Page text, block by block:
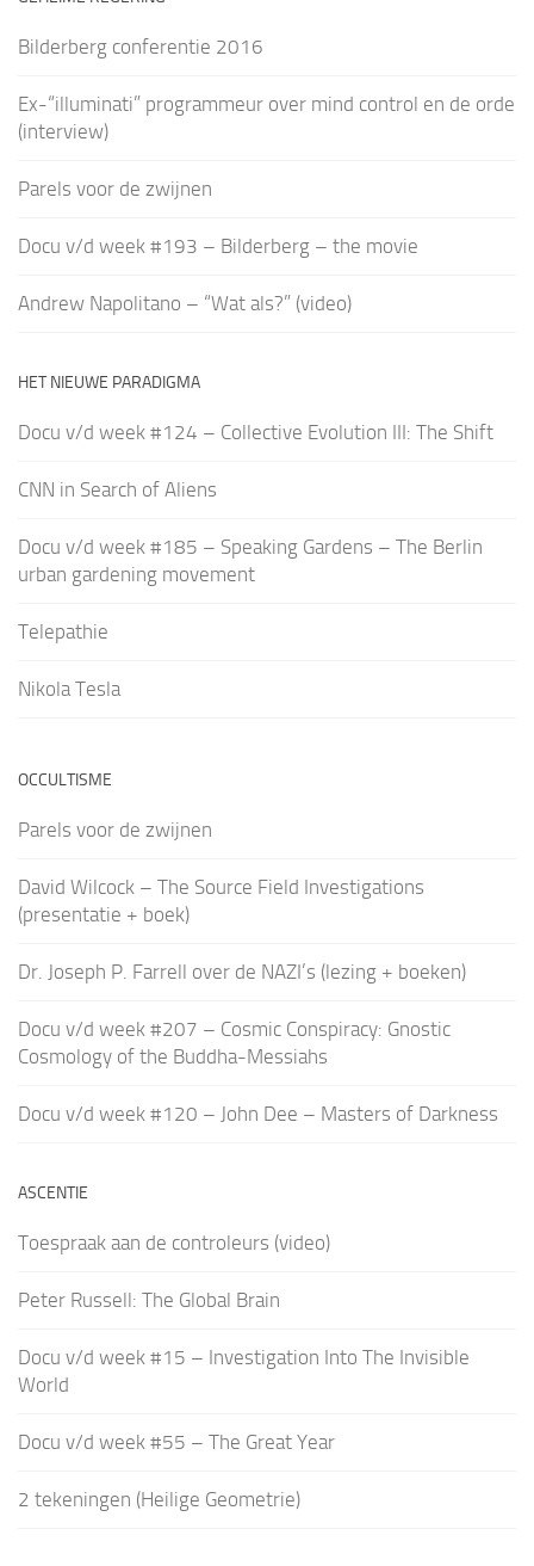
Bilderberg conferentie 2016
Ex-“illuminati” programmeur over mind control en de orde
(interview)
Parels voor de zwijnen
Docu v/d week #193 – Bilderberg – the movie
Andrew Napolitano – “Wat als?” (video)
HET NIEUWE PARADIGMA
Docu v/d week #124 – Collective Evolution III: The Shift
CNN in Search of Aliens
Docu v/d week #185 – Speaking Gardens – The Berlin
urban gardening movement
Telepathie
Nikola Tesla
OCCULTISME
Parels voor de zwijnen
David Wilcock – The Source Field Investigations
(presentatie + boek)
Dr. Joseph P. Farrell over de NAZI’s (lezing + boeken)
Docu v/d week #207 – Cosmic Conspiracy: Gnostic
Cosmology of the Buddha-Messiahs
Docu v/d week #120 – John Dee – Masters of Darkness
ASCENTIE
Toespraak aan de controleurs (video)
Peter Russell: The Global Brain
Docu v/d week #15 – Investigation Into The Invisible
World
Docu v/d week #55 – The Great Year
2 tekeningen (Heilige Geometrie)